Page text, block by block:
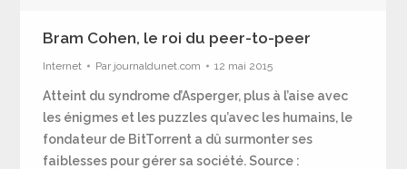
Bram Cohen, le roi du peer-to-peer
Internet Par journaldunet.com 12 mai 2015
Atteint du syndrome d’Asperger, plus à l’aise avec
les énigmes et les puzzles qu’avec les humains, le
fondateur de BitTorrent a dû surmonter ses
faiblesses pour gérer sa société. Source :